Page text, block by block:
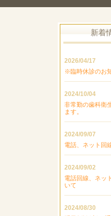
新着
2026/04/17
※臨時休診のお
2024/10/04
非常勤の歯科衛
ます。
2024/09/07
電話、ネット回
2024/09/02
電話回線、ネッ
いて
2024/08/30